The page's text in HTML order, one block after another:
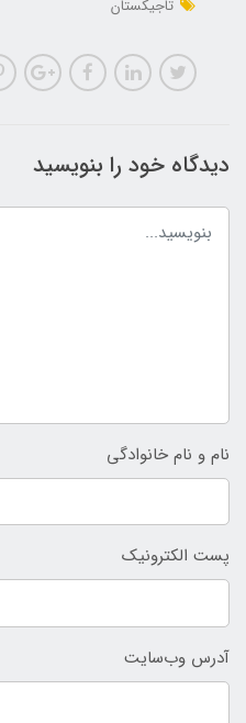
تاجیکستان
دیدگاه خود را بنویسید
نام و نام خانوادگی
پست الکترونیک
آدرس وب‌سایت